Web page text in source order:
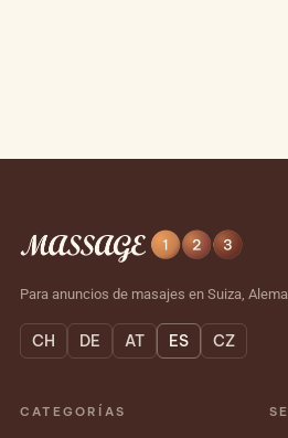
Para anuncios de masajes en Suiza,
CH DE AT ES CZ
CATEGORÍAS